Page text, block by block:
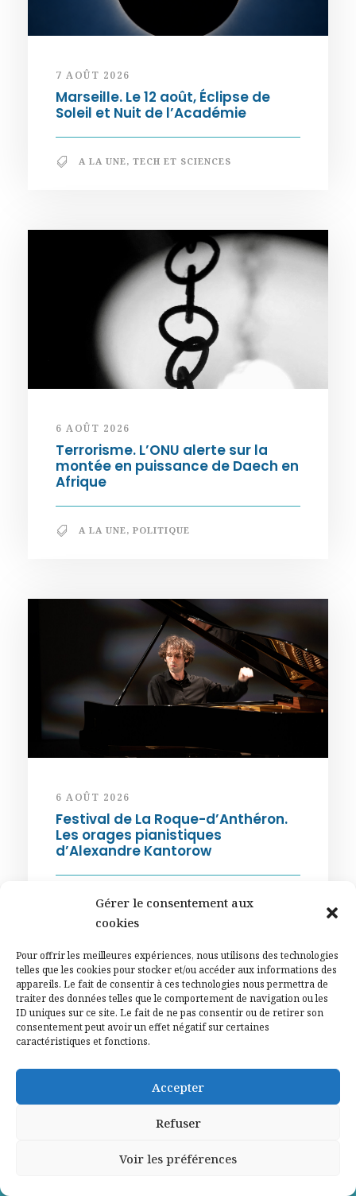
Gérer le consentement aux
cookies
Pour offrir les meilleures expériences, nous utilisons des technologies
telles que les cookies pour stocker et/ou accéder aux informations des
appareils. Le fait de consentir à ces technologies nous permettra de
traiter des données telles que le comportement de navigation ou les
ID uniques sur ce site. Le fait de ne pas consentir ou de retirer son
consentement peut avoir un effet négatif sur certaines
caractéristiques et fonctions.
Accepter
Refuser
Voir les préférences
7 AOÛT 2026
Marseille. Le 12 août, Éclipse de
Soleil et Nuit de l’Académie
A LA UNE, TECH ET SCIENCES
6 AOÛT 2026
Terrorisme. L’ONU alerte sur la
montée en puissance de Daech en
Afrique
A LA UNE, POLITIQUE
6 AOÛT 2026
Festival de La Roque-d’Anthéron.
Les orages pianistiques
d’Alexandre Kantorow
A LA UNE, CULTURE
Notre philosophie